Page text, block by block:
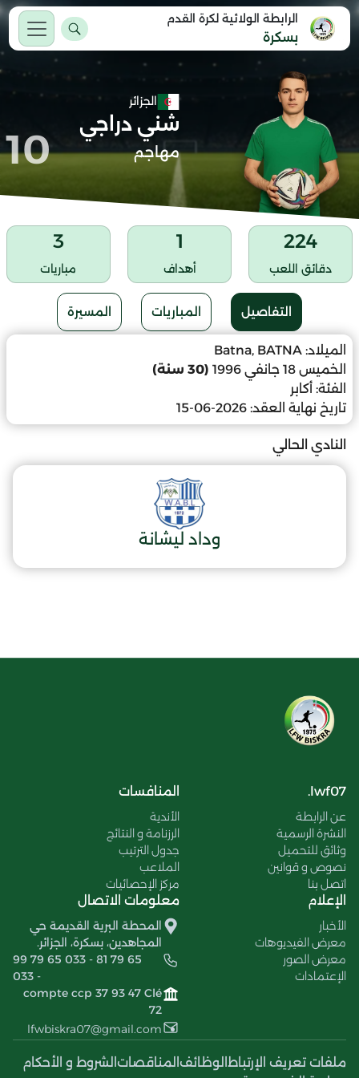
الرابطة الولائية لكرة القدم
بسكرة
الجزائر
شني دراجي
مهاجم 10
224
دقائق اللعب
1
أهداف
3
مباريات
التفاصيل المباريات المسيرة
الميلاد: Batna, BATNA
الخميس 18 جانفي 1996
(30 سنة)
الفئة: أكابر
تاريخ نهاية العقد: 2026-06-15
النادي الحالي
وداد ليشانة
lwf07.
عن الرابطة
النشرة الرسمية
وثائق للتحميل
نصوص و قوانين
اتصل بنا
المنافسات
الأندية
الرزنامة و النتائج
جدول الترتيب
الملاعب
مركز الإحصائيات
الإعلام
الأخبار
معرض الفيديوهات
معرض الصور
الإعتمادات
معلومات الاتصال
المحطة البرية القديمة حي
المجاهدين، بسكرة، الجزائر.
99 79 65 033 - 81 79 65
033 -
compte ccp 37 93 47 Clé
72
lfwbiskra07@gmail.com
ملفات تعريف الإرتباط الوظائف المناقصات الشروط و الأحكام